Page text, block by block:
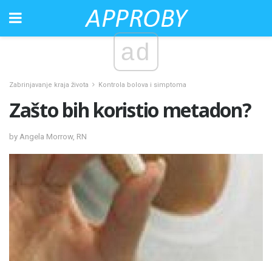
ad
Zabrinjavanje kraja života Kontrola bolova i simptoma
Zašto bih koristio metadon?
by Angela Morrow, RN